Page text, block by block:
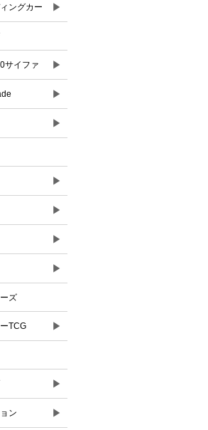
ングカー ▶
サイファ ▶
▶
▶
▶
▶
▶
▶
ズ
TCG ▶
▶
ン ▶